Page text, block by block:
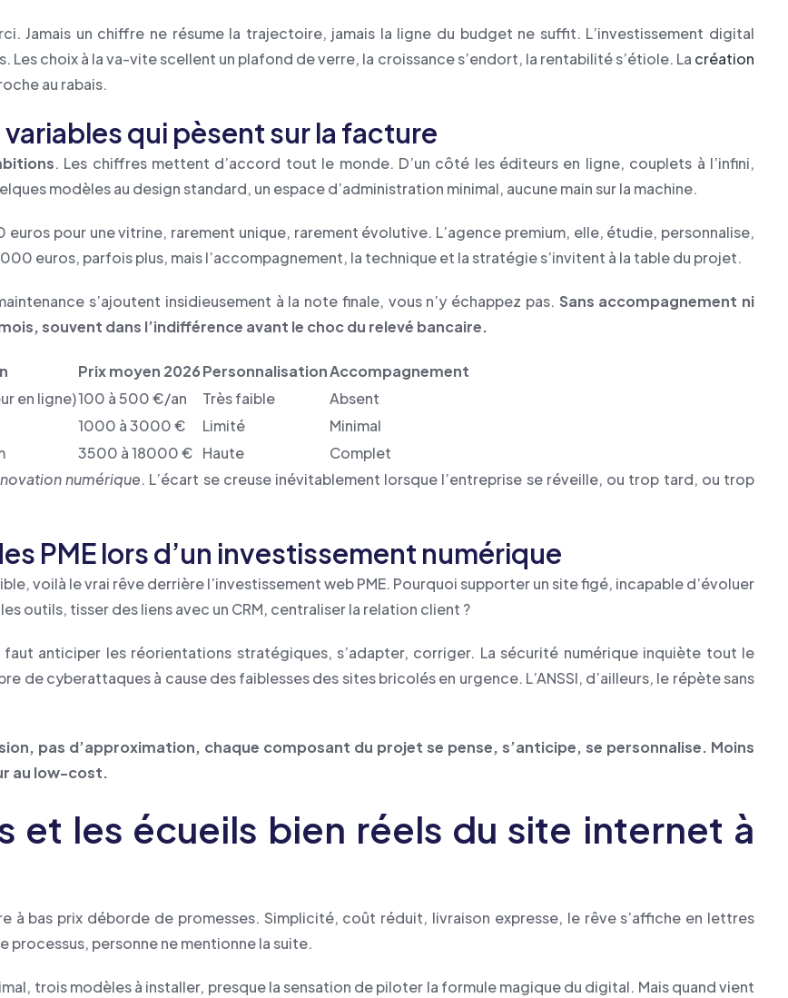
Jamais un chiffre ne résume la trajectoire, jamais la ligne du budget ne suffit. L’investissement digital
choix à la va-vite scellent un plafond de verre, la croissance s’endort, la rentabilité s’étiole. La création
au rabais.
qui pèsent sur la facture
. Les chiffres mettent d’accord tout le monde. D’un côté les éditeurs en ligne, couplets à l’infini,
modèles au design standard, un espace d’administration minimal, aucune main sur la machine.
pour une vitrine, rarement unique, rarement évolutive. L’agence premium, elle, étudie, personnalise,
euros, parfois plus, mais l’accompagnement, la technique et la stratégie s’invitent à la table du projet.
s’ajoutent insidieusement à la note finale, vous n’y échappez pas. Sans accompagnement ni
souvent dans l’indifférence avant le choc du relevé bancaire.
Prix moyen 2026PersonnalisationAccompagnement
en ligne)100 à 500 €/an Très faible
Absent
1000 à 3000 € Limité
Minimal
3500 à 18000 € Haute
Complet
numérique. L’écart se creuse inévitablement lorsque l’entreprise se réveille, ou trop tard, ou trop
PME lors d’un investissement numérique
voilà le vrai rêve derrière l’investissement web PME. Pourquoi supporter un site figé, incapable d’évoluer
outils, tisser des liens avec un CRM, centraliser la relation client ?
faut anticiper les réorientations stratégiques, s’adapter, corriger. La sécurité numérique inquiète tout le
de cyberattaques à cause des faiblesses des sites bricolés en urgence. L’ANSSI, d’ailleurs, le répète sans
pas d’approximation, chaque composant du projet se pense, s’anticipe, se personnalise. Moins
au low-cost.
et les écueils bien réels du site internet à
à bas prix déborde de promesses. Simplicité, coût réduit, livraison expresse, le rêve s’affiche en lettres
personne ne mentionne la suite.
trois modèles à installer, presque la sensation de piloter la formule magique du digital. Mais quand vient